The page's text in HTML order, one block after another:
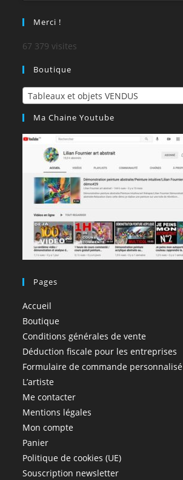
Merci !
67 379 visites
Boutique
Tableaux et objets VENDUS
Ma Chaine Youtube
Pages
Accueil
Boutique
Conditions générales de vente
Déduction fiscale pour les entreprises
Formulaire de commande personnalisé
L’artiste
Me contacter
Mentions légales
Mon compte
Panier
Politique de cookies (UE)
Souscription newsletter